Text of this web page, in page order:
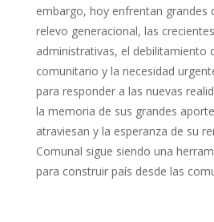
embargo, hoy enfrentan grandes
relevo generacional, las
administrativas, el debilitamiento
comunitario y la necesidad
para responder a las nuevas
la memoria de sus grandes
atraviesan y la esperanza de su
Comunal sigue siendo una
para construir país desde las